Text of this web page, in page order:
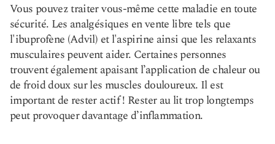
Vous pouvez traiter vous-même cette maladie en toute
sécurité. Les analgésiques en vente libre tels que
l'ibuprofène (Advil) et l'aspirine ainsi que les relaxants
musculaires peuvent aider. Certaines personnes
trouvent également apaisant l’application de chaleur ou
de froid doux sur les muscles douloureux. Il est
important de rester actif ! Rester au lit trop longtemps
peut provoquer davantage d’inflammation.